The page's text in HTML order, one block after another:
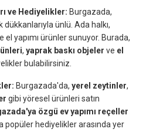
ve Hediyelikler: Burgazada,
ünlü. Ada halkı,
el yapımı ürünler sunuyor. Burada,
, yaprak baskı objeler ve el
bulabilirsiniz.
Burgazada'da, yerel zeytinler,
gibi yöresel ürünleri satın
özgü ev yapımı reçeller
popüler hediyelikler arasında yer